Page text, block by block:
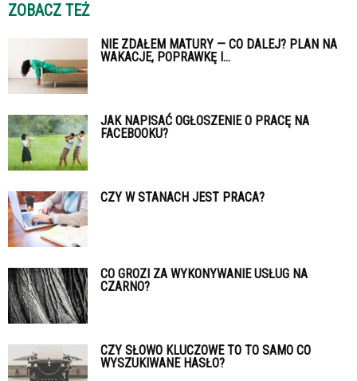
ZOBACZ TEŻ
NIE ZDAŁEM MATURY — CO DALEJ? PLAN NA
WAKACJE, POPRAWKĘ I...
JAK NAPISAĆ OGŁOSZENIE O PRACĘ NA
FACEBOOKU?
CZY W STANACH JEST PRACA?
CO GROZI ZA WYKONYWANIE USŁUG NA
CZARNO?
CZY SŁOWO KLUCZOWE TO TO SAMO CO
WYSZUKIWANE HASŁO?